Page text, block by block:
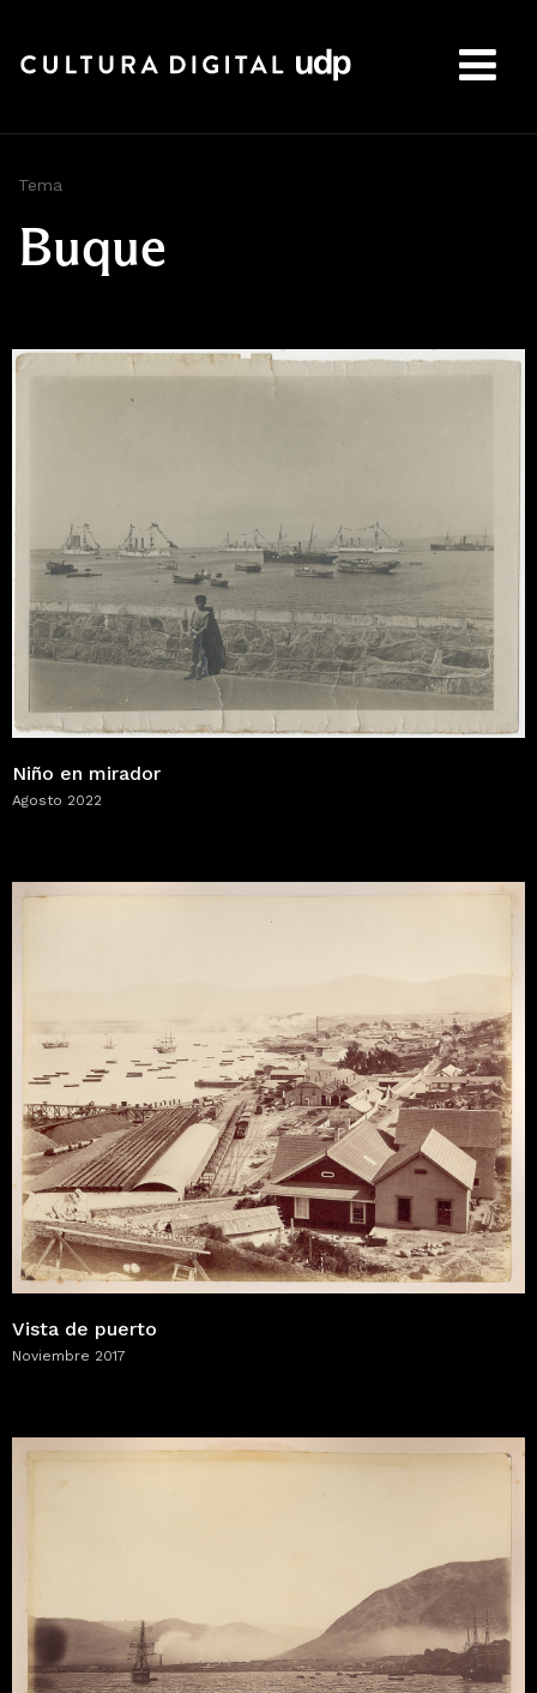
Tema
Buque
Niño en mirador
Agosto 2022
Vista de puerto
Noviembre 2017